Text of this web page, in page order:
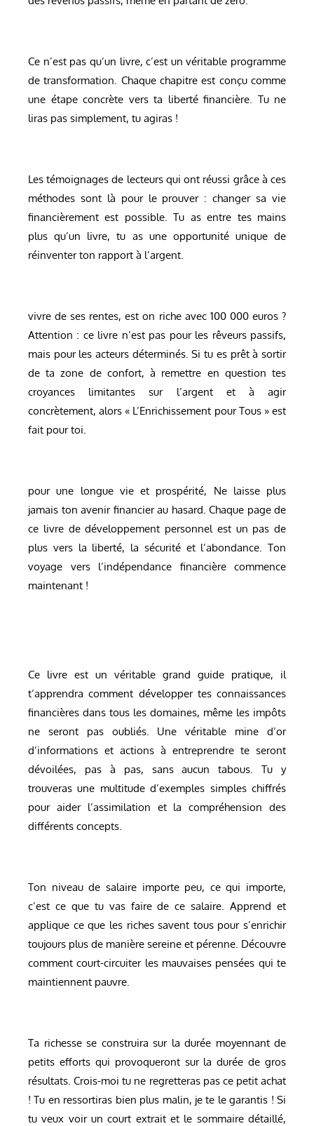
Ce n’est pas qu’un livre, c’est un véritable programme
de transformation. Chaque chapitre est conçu comme
une étape concrète vers ta liberté financière. Tu ne
liras pas simplement, tu agiras !
Les témoignages de lecteurs qui ont réussi grâce à ces
méthodes sont là pour le prouver : changer sa vie
financièrement est possible. Tu as entre tes mains
plus qu’un livre, tu as une opportunité unique de
réinventer ton rapport à l’argent.
vivre de ses rentes, est on riche avec 100 000 euros ?
Attention : ce livre n’est pas pour les rêveurs passifs,
mais pour les acteurs déterminés. Si tu es prêt à sortir
de ta zone de confort, à remettre en question tes
croyances limitantes sur l’argent et à agir
concrètement, alors « L’Enrichissement pour Tous » est
fait pour toi.
pour une longue vie et prospérité, Ne laisse plus
jamais ton avenir financier au hasard. Chaque page de
ce livre de développement personnel est un pas de
plus vers la liberté, la sécurité et l’abondance. Ton
voyage vers l’indépendance financière commence
maintenant !
Ce livre est un véritable grand guide pratique, il
t’apprendra comment développer tes connaissances
financières dans tous les domaines, même les impôts
ne seront pas oubliés. Une véritable mine d’or
d’informations et actions à entreprendre te seront
dévoilées, pas à pas, sans aucun tabous. Tu y
trouveras une multitude d’exemples simples chiffrés
pour aider l’assimilation et la compréhension des
différents concepts.
Ton niveau de salaire importe peu, ce qui importe,
c’est ce que tu vas faire de ce salaire. Apprend et
applique ce que les riches savent tous pour s’enrichir
toujours plus de manière sereine et pérenne. Découvre
comment court-circuiter les mauvaises pensées qui te
maintiennent pauvre.
Ta richesse se construira sur la durée moyennant de
petits efforts qui provoqueront sur la durée de gros
résultats. Crois-moi tu ne regretteras pas ce petit achat
! Tu en ressortiras bien plus malin, je te le garantis ! Si
tu veux voir un court extrait et le sommaire détaillé,